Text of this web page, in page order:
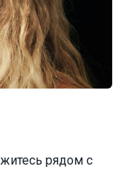
рядом с